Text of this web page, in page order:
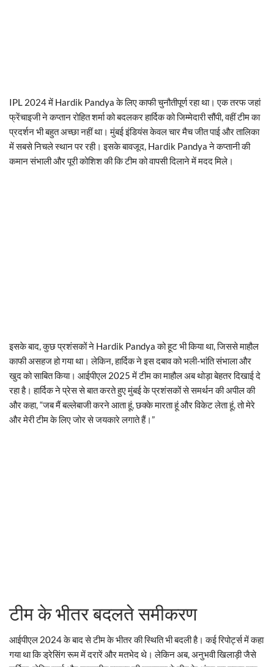
IPL 2024 में Hardik Pandya के लिए काफी चुनौतीपूर्ण रहा था। एक तरफ जहां
फ्रेंचाइजी ने कप्तान रोहित शर्मा को बदलकर हार्दिक को जिम्मेदारी सौंपी, वहीं टीम का
प्रदर्शन भी बहुत अच्छा नहीं था। मुंबई इंडियंस केवल चार मैच जीत पाई और तालिका
में सबसे निचले स्थान पर रही। इसके बावजूद, Hardik Pandya ने कप्तानी की
कमान संभाली और पूरी कोशिश की कि टीम को वापसी दिलाने में मदद मिले।
इसके बाद, कुछ प्रशंसकों ने Hardik Pandya को हूट भी किया था, जिससे माहौल
काफी असहज हो गया था। लेकिन, हार्दिक ने इस दबाव को भली-भांति संभाला और
खुद को साबित किया। आईपीएल 2025 में टीम का माहौल अब थोड़ा बेहतर दिखाई दे
रहा है। हार्दिक ने प्रेस से बात करते हुए मुंबई के प्रशंसकों से समर्थन की अपील की
और कहा, “जब मैं बल्लेबाजी करने आता हूं, छक्के मारता हूं और विकेट लेता हूं, तो मेरे
और मेरी टीम के लिए जोर से जयकारे लगाते हैं।”
टीम के भीतर बदलते समीकरण
आईपीएल 2024 के बाद से टीम के भीतर की स्थिति भी बदली है। कई रिपोर्ट्स में कहा
गया था कि ड्रेसिंग रूम में दरारें और मतभेद थे। लेकिन अब, अनुभवी खिलाड़ी जैसे